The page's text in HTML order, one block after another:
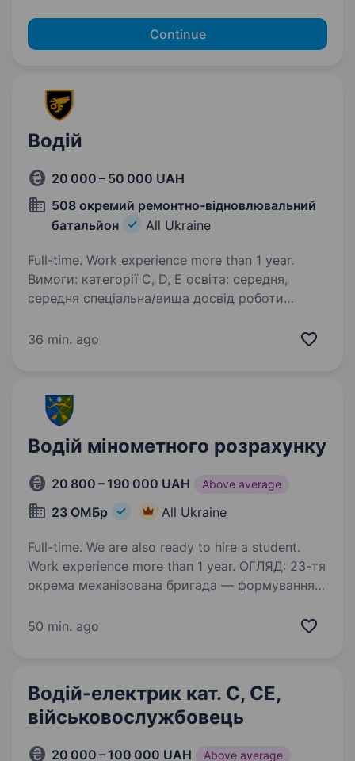
Continue
Водій
20 000 – 50 000 UAH
508 окремий ремонтно-відновлювальний
батальйон
All Ukraine
Full-time. Work experience more than 1 year.
Вимоги: категорії C, D, E освіта: середня,
середня спеціальна/вища досвід роботи
вантажів і технічного обслуговування
36 min. ago
Водій мінометного розрахунку
20 800 – 190 000 UAH Above average
23 ОМБр All Ukraine
Full-time. We are also ready to hire a student.
Work experience more than 1 year. ОГЛЯД: 23-тя
окрема механізована бригада — формування
Військ Збройних Сил України. Бригада була
50 min. ago
Водій-електрик кат. С, СЕ,
військовослужбовець
20 000 – 100 000 UAH Above average